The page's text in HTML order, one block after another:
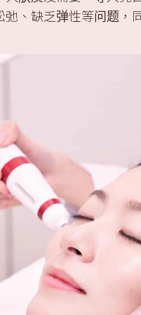
弛、缺乏弹性等问题，